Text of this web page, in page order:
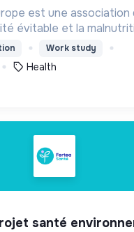
est une association
et la malnutrition (1ère
chez les enfants de
en Asie et en France.
Work study
Health